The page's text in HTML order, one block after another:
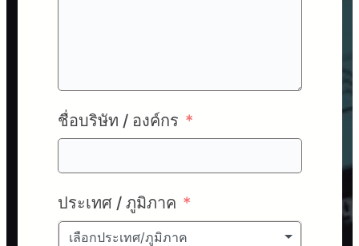
ชื่อบริษัท / องค์กร
ประเทศ / ภูมิภาค
เลือกประเทศ/ภูมิภาค